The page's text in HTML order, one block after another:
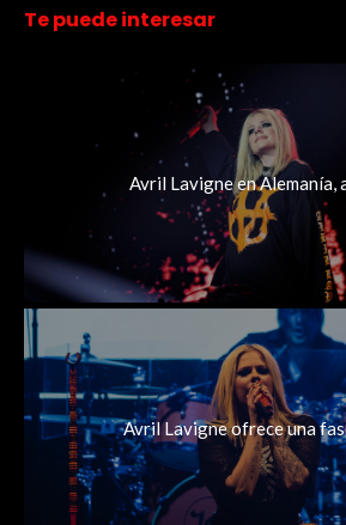
Te puede interesar
Avril Lavigne en Alemanía,
Avril Lavigne ofrece una